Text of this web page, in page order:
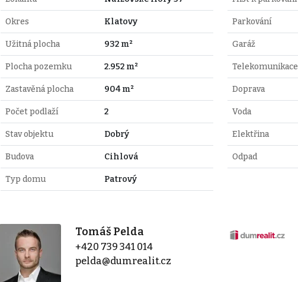
Okres Klatovy
Užitná plocha 932 m²
Plocha pozemku 2.952 m²
Zastavěná plocha 904 m²
Počet podlaží 2
Stav objektu Dobrý
Budova Cihlová
Typ domu Patrový
Parkování
Garáž
Telekomunikace
Doprava
Voda
Elektřina
Odpad
Tomáš Pelda
+420 739 341 014
pelda@dumrealit.cz